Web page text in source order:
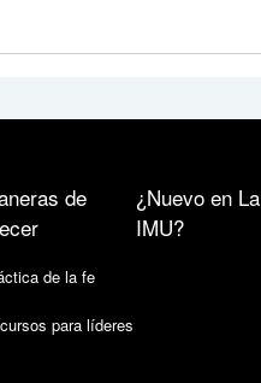
de
de la fe
para líderes
¿Nuevo en La
IMU?